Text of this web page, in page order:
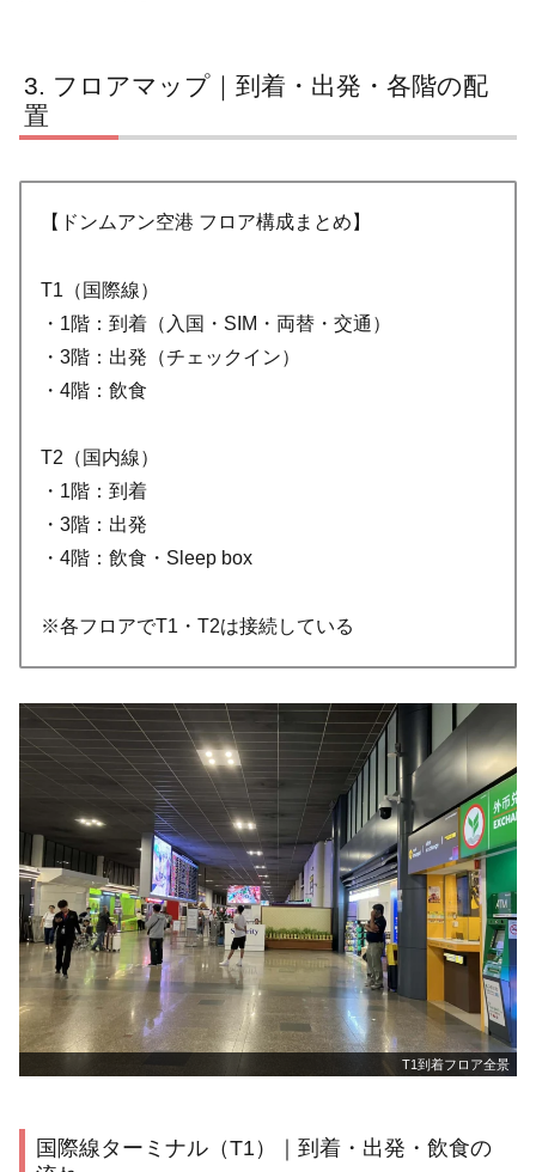
フロアマップ｜到着・出発・各階の配
置
【ドンムアン空港 フロア構成まとめ】
T1（国際線）
・1階：到着（入国・SIM・両替・交通）
・3階：出発（チェックイン）
・4階：飲食
T2（国内線）
・1階：到着
・3階：出発
・4階：飲食・Sleep box
※各フロアでT1・T2は接続している
T1到着フロア全景
国際線ターミナル（T1）｜到着・出発・飲食の